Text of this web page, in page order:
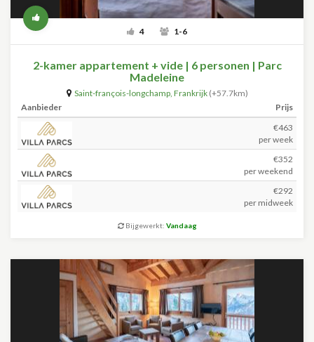
4 1-6
2-kamer appartement + vide | 6 personen | Parc
Madeleine
Saint-françois-longchamp, Frankrijk (+57.7km)
Aanbieder
Prijs
€463
per week
€352
per weekend
€292
per midweek
Bijgewerkt: Vandaag